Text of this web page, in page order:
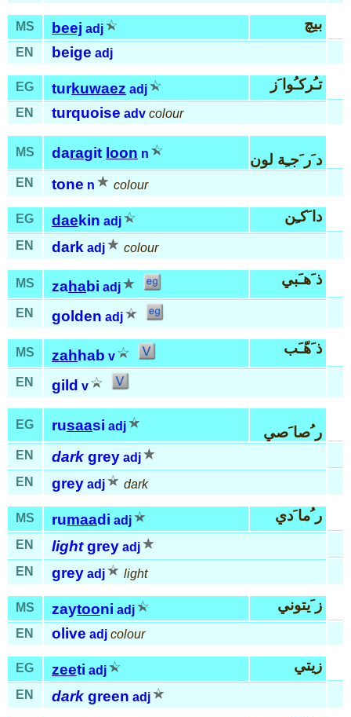
MS beej adj بيچ
EN beige adj
EG turkuwaez adj تـُركـُوا َز
EN turquoise adv colour
MS daragit loon n د َر َجـِة لون
EN tone n colour
EG dae kin adj دا َكـِن
EN dark adj colour
MS zahabi adj ذ َهـَبي
EN golden adj
MS zahhab v ذ َهّـَب
EN gild v
EG rusaasi adj ر ُصا َصي
EN dark grey adj
EN
grey adj dark
MS rumaadi adj ر ُما َدي
EN lightgrey adj
EN
grey adj light
MS zaytooni adj ز َيتوني
EN olive adj colour
EG zeeti adj زيتي
EN dark green adj